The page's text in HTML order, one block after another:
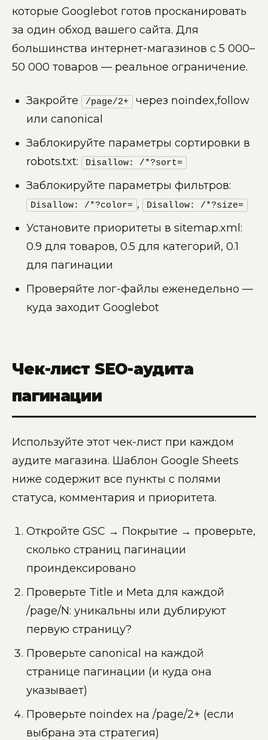
которые Googlebot готов просканировать
за один обход вашего сайта. Для
большинства интернет-магазинов с 5 000–
50 000 товаров — реальное ограничение.
Закройте /page/2+
через noindex,follow
или canonical
Заблокируйте параметры сортировки в
robots.txt:
Disallow: /*?sort=
Заблокируйте параметры фильтров:
Disallow: /*?color= , Disallow: /*?size=
Установите приоритеты в sitemap.xml:
0.9 для товаров, 0.5 для категорий, 0.1
для пагинации
Проверяйте лог-файлы еженедельно —
куда заходит Googlebot
Чек-лист SEO-аудита
пагинации
Используйте этот чек-лист при каждом
аудите магазина. Шаблон Google Sheets
ниже содержит все пункты с полями
статуса, комментария и приоритета.
Откройте GSC → Покрытие → проверьте,
сколько страниц пагинации
проиндексировано
Проверьте Title и Meta для каждой
/page/N: уникальны или дублируют
первую страницу?
Проверьте canonical на каждой
странице пагинации (и куда она
указывает)
Проверьте noindex на /page/2+ (если
выбрана эта стратегия)